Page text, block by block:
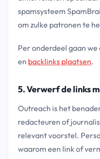
spamsysteem
om zulke patronen te
Per onderdeel gaan we
en backlinks plaatsen.
5. Verwerf de links
Outreach is het
redacteuren of
relevant voorstel.
waarom een link of